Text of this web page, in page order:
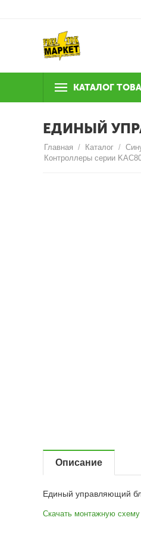
КАТАЛОГ
ЕДИНЫЙ
Главная / Каталог /
Контроллеры серии
Описание
Единый управляющий
Скачать монтажную